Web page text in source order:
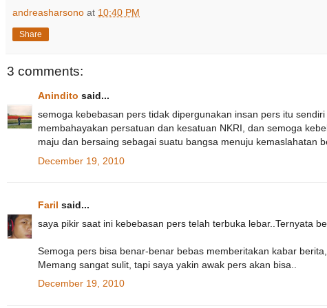
andreasharsono at 10:40 PM
Share
3 comments:
Anindito said...
semoga kebebasan pers tidak dipergunakan insan pers itu
membahayakan persatuan dan kesatuan NKRI, dan semoga
maju dan bersaing sebagai suatu bangsa menuju kemaslahatan
December 19, 2010
Faril said...
saya pikir saat ini kebebasan pers telah terbuka lebar..Ternyata
Semoga pers bisa benar-benar bebas memberitakan kabar
Memang sangat sulit, tapi saya yakin awak pers akan bisa..
December 19, 2010